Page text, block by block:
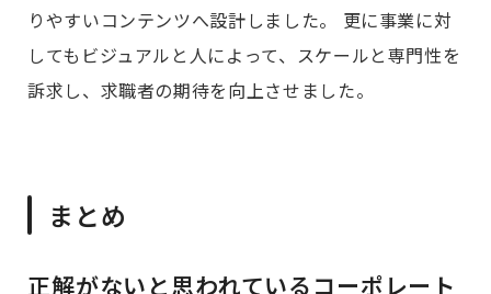
りやすいコンテンツへ設計しました。 更に事業に対
してもビジュアルと人によって、スケールと専門性を
訴求し、求職者の期待を向上させました。
まとめ
正解がないと思われているコーポレート